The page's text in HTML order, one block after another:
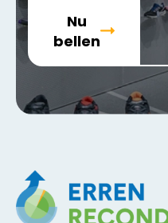
Nu
bellen